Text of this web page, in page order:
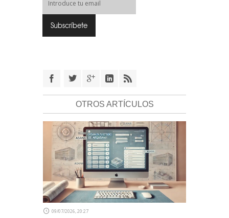
OTROS ARTÍCULOS
09/07/2026, 20:27